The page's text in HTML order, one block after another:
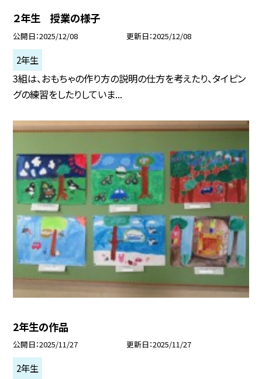
２年生 授業の様子
公開日 2025/12/08 更新日 2025/12/08
2年生
3組は、おもちゃの作り方の説明の仕方を考えたり、タイピン
グの練習をしたりしていま...
2年生の作品
公開日 2025/11/27 更新日 2025/11/27
2年生